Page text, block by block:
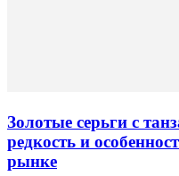
Золотые серьги с
редкость и
рынке